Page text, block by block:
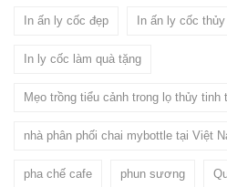
In ấn ly cốc đẹp In ấn ly cốc
In ly cốc làm quà tặng
Mẹo trồng tiểu cảnh trong lọ thủy
nhà phân phối chai mybottle tại Việt
pha chế cafe phun sương